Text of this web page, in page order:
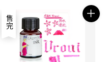
售完